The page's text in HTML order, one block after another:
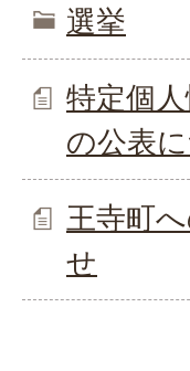
選挙
特定個
の公表
王寺町
せ